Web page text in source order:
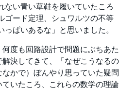
ない青い草鞋を履いていたころ
ゴード定理、シュワルツの不等
ぱいあるな」と思いました。
度も回路設計で問題にぶちあた
決してきて、「なぜこうなるの
かで）ぼんやり思っていた疑問
いたころ、これらの数学の理論